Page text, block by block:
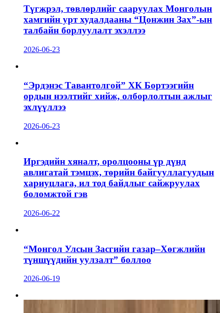
Түгжрэл, төвлөрлийг сааруулах Монголын
хамгийн урт худалдааны “Цонжин Зах”-ын
талбайн борлуулалт эхэллээ
2026-06-23
“Эрдэнэс Тавантолгой” ХК Бортээгийн
ордын нээлтийг хийж, олборлолтын ажлыг
эхлүүллээ
2026-06-23
Иргэдийн хяналт, оролцооны үр дүнд
авлигатай тэмцэх, төрийн байгууллагуудын
хариуцлага, ил тод байдлыг сайжруулах
боломжтой гэв
2026-06-22
“Монгол Улсын Засгийн газар–Хөгжлийн
түншүүдийн уулзалт” боллоо
2026-06-19